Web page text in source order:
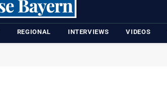
REGIONAL INTERVIEWS VIDEOS